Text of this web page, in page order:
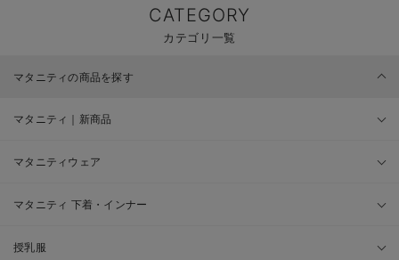
CATEGORY
カテゴリ一覧
マタニティの商品を探す
マタニティ｜新商品
マタニティウェア
マタニティ 下着・インナー
授乳服